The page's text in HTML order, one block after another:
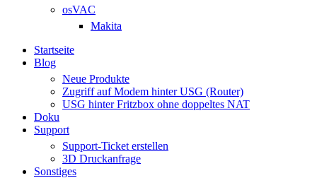
osVAC
Makita
Startseite
Blog
Neue Produkte
Zugriff auf Modem hinter USG (Router)
USG hinter Fritzbox ohne doppeltes NAT
Doku
Support
Support-Ticket erstellen
3D Druckanfrage
Sonstiges